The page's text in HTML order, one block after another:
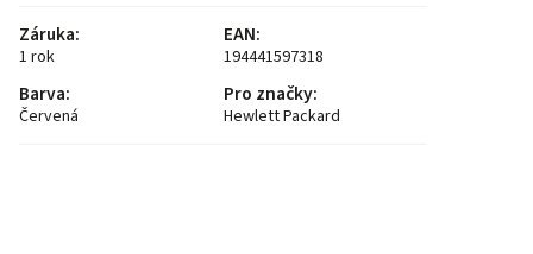
Záruka:
1 rok
EAN:
194441597318
Barva:
Červená
Pro značky:
Hewlett Packard